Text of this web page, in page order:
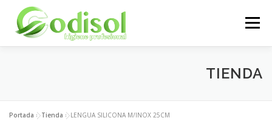
contenido
Menú
ÁREA CLIENTES CONTACTO
TIENDA
Portada »Tienda »LENGUA SILICONA M/INOX 25CM